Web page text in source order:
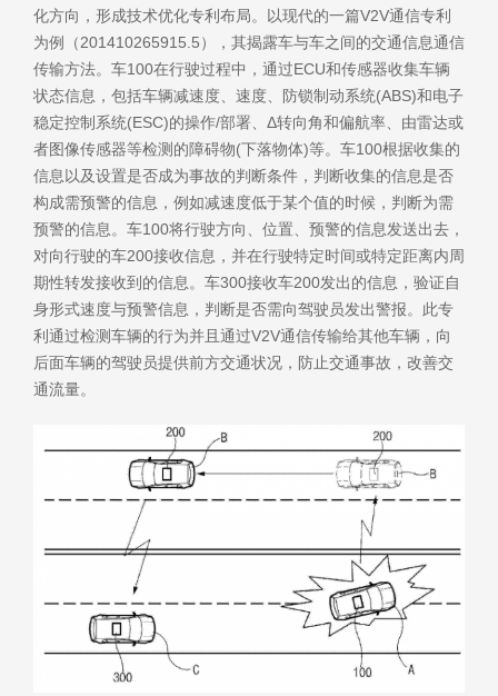
化方向，形成技术优化专利布局。以现代的一篇V2V通信专利
为例（201410265915.5），其揭露车与车之间的交通信息通信
传输方法。车100在行驶过程中，通过ECU和传感器收集车辆
状态信息，包括车辆减速度、速度、防锁制动系统(ABS)和电子
稳定控制系统(ESC)的操作/部署、Δ转向角和偏航率、由雷达或
者图像传感器等检测的障碍物(下落物体)等。车100根据收集的
信息以及设置是否成为事故的判断条件，判断收集的信息是否
构成需预警的信息，例如减速度低于某个值的时候，判断为需
预警的信息。车100将行驶方向、位置、预警的信息发送出去，
对向行驶的车200接收信息，并在行驶特定时间或特定距离内周
期性转发接收到的信息。车300接收车200发出的信息，验证自
身形式速度与预警信息，判断是否需向驾驶员发出警报。此专
利通过检测车辆的行为并且通过V2V通信传输给其他车辆，向
后面车辆的驾驶员提供前方交通状况，防止交通事故，改善交
通流量。